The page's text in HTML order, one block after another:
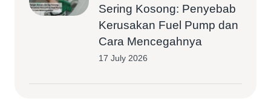
Sering Kosong: Penyebab
Kerusakan Fuel Pump dan
Cara Mencegahnya
17 July 2026